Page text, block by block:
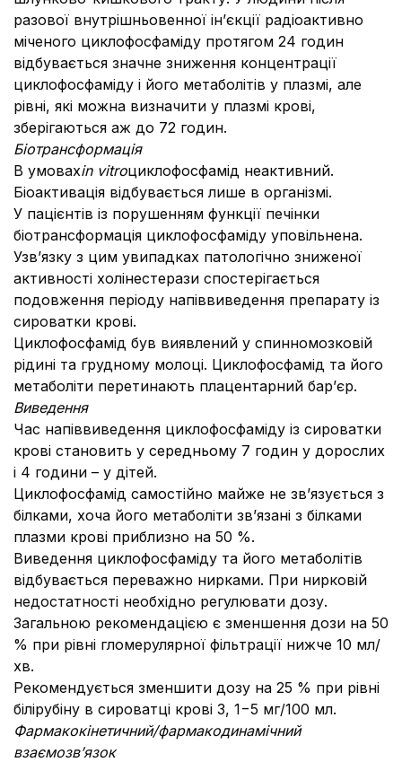
разової внутрішньовенної ін’єкції радіоактивно
міченого циклофосфаміду протягом 24 годин
відбувається значне зниження концентрації
циклофосфаміду і його метаболітів у плазмі, але
рівні, які можна визначити у плазмі крові,
зберігаються аж до 72 годин.
Біотрансформація
В умовахin vitroциклофосфамід неактивний.
Біоактивація відбувається лише в організмі.
У пацієнтів із порушенням функції печінки
біотрансформація циклофосфаміду уповільнена.
Узв’язку з цим увипадках патологічно зниженої
активності холінестерази спостерігається
подовження періоду напіввиведення препарату із
сироватки крові.
Циклофосфамід був виявлений у спинномозковій
рідині та грудному молоці. Циклофосфамід та його
метаболіти перетинають плацентарний бар’єр.
Виведення
Час напіввиведення циклофосфаміду із сироватки
крові становить у середньому 7 годин у дорослих
і 4 години – у дітей.
Циклофосфамід самостійно майже не зв’язується з
білками, хоча його метаболіти зв’язані з білками
плазми крові приблизно на 50 %.
Виведення циклофосфаміду та його метаболітів
відбувається переважно нирками. При нирковій
недостатності необхідно регулювати дозу.
Загальною рекомендацією є зменшення дози на 50
% при рівні гломерулярної фільтрації нижче 10 мл/
хв.
Рекомендується зменшити дозу на 25 % при рівні
білірубіну в сироватці крові 3, 1−5 мг/100 мл.
Фармакокінетичний/фармакодинамічний
взаємозв’язок